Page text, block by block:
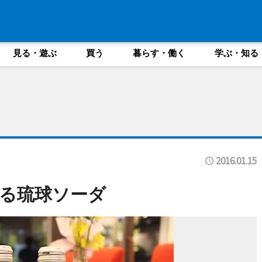
見る・遊ぶ 買う 暮らす・働く 学ぶ・知る
2016.01.15
琉球ソーダ